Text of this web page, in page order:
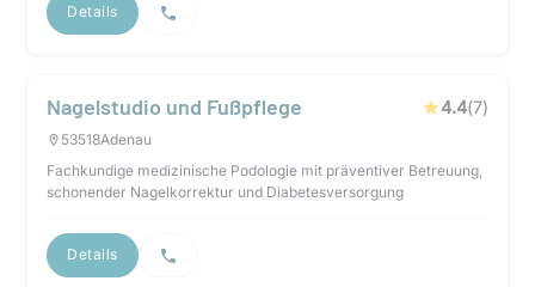
Details
Nagelstudio und Fußpflege 4.4(7)
53518Adenau
Fachkundige medizinische Podologie mit präventiver Betreuung,
schonender Nagelkorrektur und Diabetesversorgung
Details